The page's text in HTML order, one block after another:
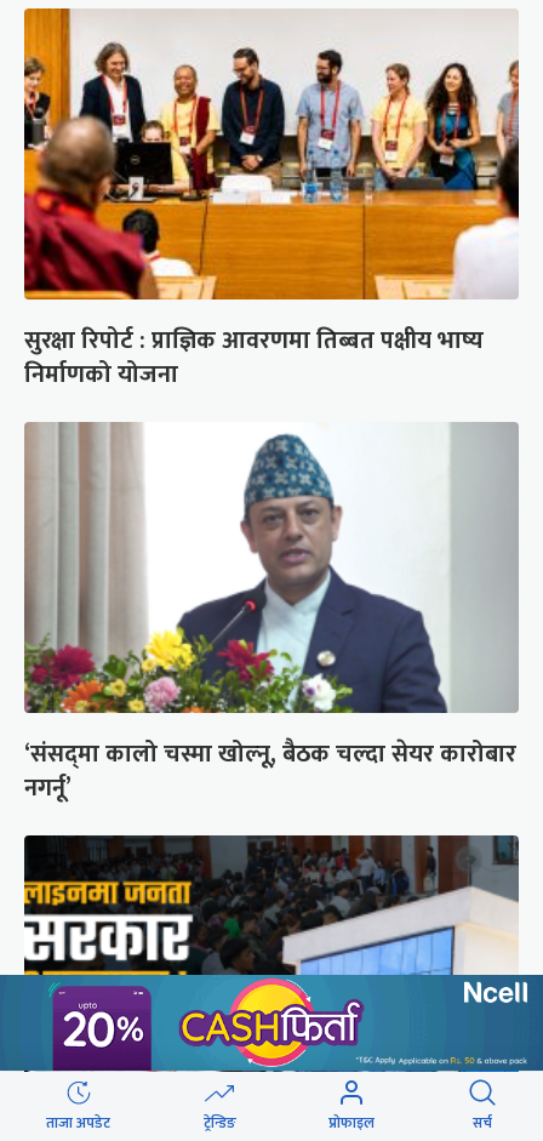
सुरक्षा रिपोर्ट : प्राज्ञिक आवरणमा तिब्बत पक्षीय भाष्य
निर्माणको योजना
‘संसद्‍मा कालो चस्मा खोल्नू, बैठक चल्दा सेयर कारोबार
नगर्नू’
ताजा अपडेट ट्रेन्डिङ प्रोफाइल सर्च